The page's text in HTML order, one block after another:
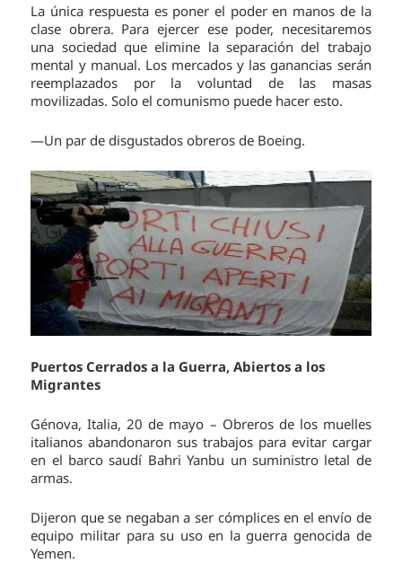
La única respuesta es poner el poder en manos de la
clase obrera. Para ejercer ese poder, necesitaremos
una sociedad que elimine la separación del trabajo
mental y manual. Los mercados y las ganancias serán
reemplazados por la voluntad de las masas
movilizadas. Solo el comunismo puede hacer esto.
—Un par de disgustados obreros de Boeing.
Puertos Cerrados a la Guerra, Abiertos a los
Migrantes
Génova, Italia, 20 de mayo – Obreros de los muelles
italianos abandonaron sus trabajos para evitar cargar
en el barco saudí Bahri Yanbu un suministro letal de
armas.
Dijeron que se negaban a ser cómplices en el envío de
equipo militar para su uso en la guerra genocida de
Yemen.